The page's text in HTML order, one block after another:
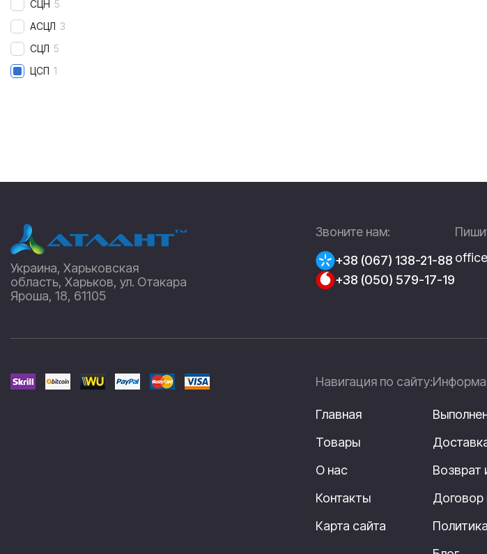
СЦН 5
АСЦЛ 3
СЦЛ 5
ЦСП 1
Украина, Харьковская
область, Харьков, ул. Отакара
Яроша, 18, 61105
Звоните нам:
+38 (067) 138-21-88
+38 (050) 579-17-19
Навигация по сайту:
Главная
Товары
О нас
Контакты
Карта сайта
Возврат
Договор